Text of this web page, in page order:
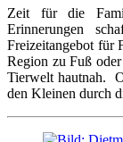
Zeit für die
Erinnerungen
Freizeitangebot für
Region zu Fuß
Tierwelt hautnah.
den Kleinen durch